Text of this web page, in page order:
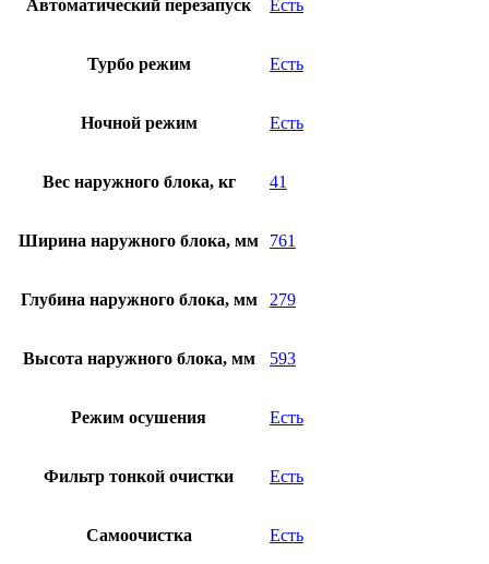
Автоматический перезапуск Есть
Турбо режим Есть
Ночной режим Есть
Вес наружного блока, кг 41
Ширина наружного блока, мм 761
Глубина наружного блока, мм 279
Высота наружного блока, мм 593
Режим осушения Есть
Фильтр тонкой очистки Есть
Самоочистка Есть